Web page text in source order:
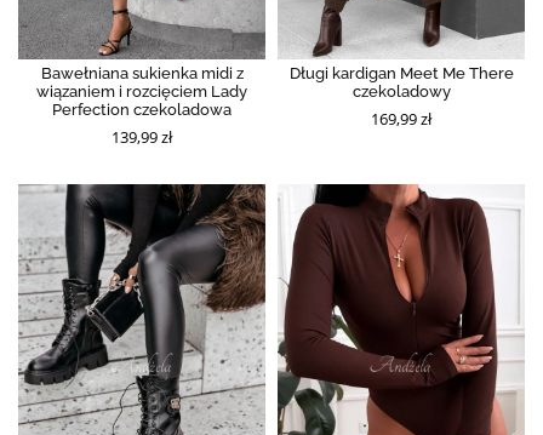
Bawełniana sukienka midi z
wiązaniem i rozcięciem Lady
Perfection czekoladowa
139,99 zł
Długi kardigan Meet Me There
czekoladowy
169,99 zł